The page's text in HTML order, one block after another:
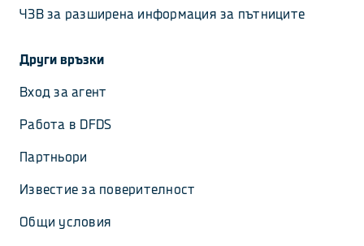
ЧЗВ за разширена информация за пътниците
Други връзки
Вход за агент
Работа в DFDS
Партньори
Известие за поверителност
Общи условия